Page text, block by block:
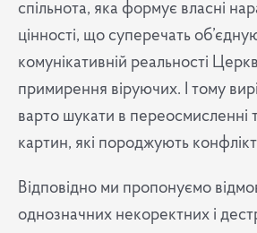
спільнота, яка формує власні
цінності, що суперечать
комунікативній реальності
примирення віруючих. І тому
варто шукати в переосмисленні
картин, які породжують
Відповідно ми пропонуємо
однозначних некоректних і